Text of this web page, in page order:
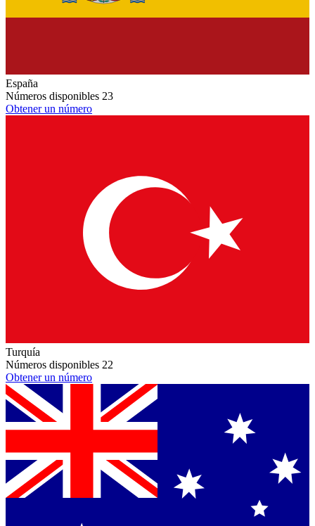
España
Números disponibles 23
Obtener un número
Turquía
Números disponibles 22
Obtener un número